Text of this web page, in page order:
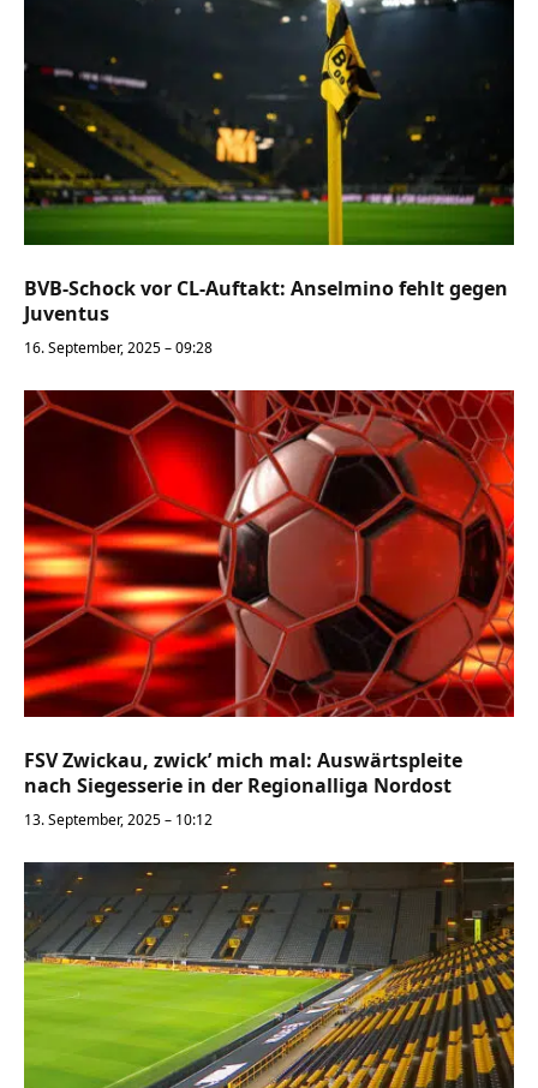
BVB-Schock vor CL-Auftakt: Anselmino fehlt gegen
Juventus
16. September, 2025 – 09:28
FSV Zwickau, zwick’ mich mal: Auswärtspleite
nach Siegesserie in der Regionalliga Nordost
13. September, 2025 – 10:12